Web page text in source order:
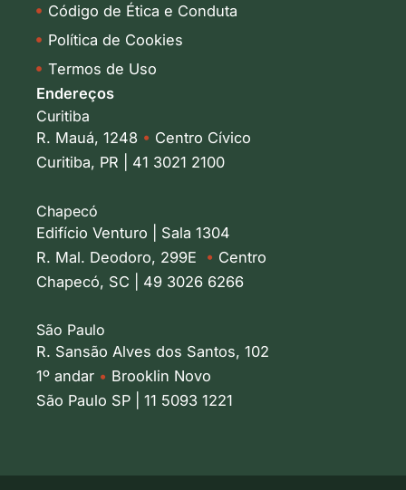
Código de Ética e Conduta
Política de Cookies
Termos de Uso
Endereços
Curitiba
R. Mauá, 1248 • Centro Cívico
Curitiba, PR | 41 3021 2100
Chapecó
Edifício Venturo | Sala 1304
R. Mal. Deodoro, 299E • Centro
Chapecó, SC | 49 3026 6266
São Paulo
R. Sansão Alves dos Santos, 102
1º andar • Brooklin Novo
São Paulo SP | 11 5093 1221